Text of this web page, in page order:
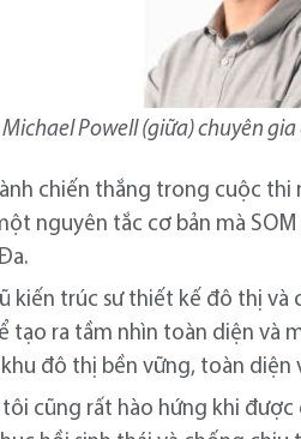
Powell (giữa) chuyên
chiến thắng trong cuộc
nguyên tắc cơ bản mà
kiến trúc sư thiết kế đô thị và
tạo ra tầm nhìn toàn diện và
đô thị bền vững, toàn diện
tôi cũng rất hào hứng khi